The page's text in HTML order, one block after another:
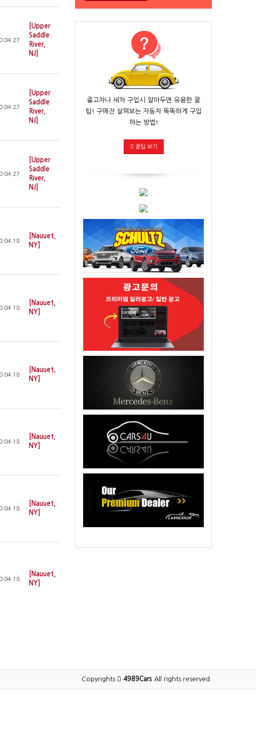
[Upper
Saddle
River,
NJ]
[Upper
Saddle
River,
NJ]
[Upper
Saddle
River,
NJ]
[Nauuet,
NY]
[Nauuet,
NY]
[Nauuet,
NY]
[Nauuet,
NY]
[Nauuet,
NY]
[Nauuet,
NY]
중고차나 새차 구입시 알아두면 유용한 꿀
팁! 구매전 살펴보는 자동차 똑똑하게 구입
하는 방법!
꿀팁 보기
Copyrights 4989Cars All rights reserved.